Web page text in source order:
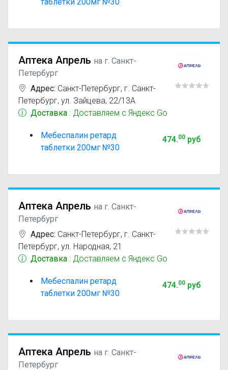
Аптека Апрель на г. Санкт-
Петербург
Адрес: Санкт-Петербург, г. Санкт-
Петербург, ул. Зайцева, 22/13А
Доставка : Доставляем с Яндекс Go
Мебеспалин ретард
таблетки 200мг №30
474.00руб
Аптека Апрель на г. Санкт-
Петербург
Адрес: Санкт-Петербург, г. Санкт-
Петербург, ул. Народная, 21
Доставка : Доставляем с Яндекс Go
Мебеспалин ретард
таблетки 200мг №30
474.00руб
Аптека Апрель на г. Санкт-
Петербург